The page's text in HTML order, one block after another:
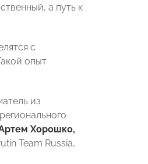
а путь к
с
опыт
из
Хорошко,
Team Russia,